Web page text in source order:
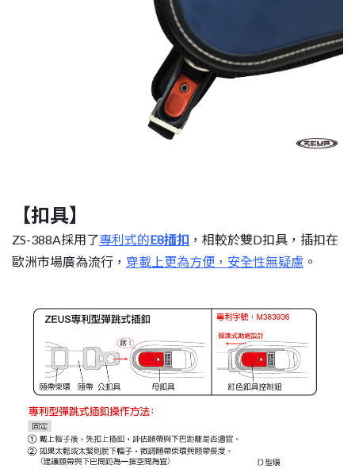
【扣具】
ZS-388A採用了專利式的E8插扣 ，相較於雙D扣具，插扣在
歐洲市場廣為流行， 穿載上更為方便，安全性無疑慮 。